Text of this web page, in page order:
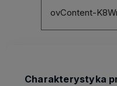
ovContent-
Charakterystyka